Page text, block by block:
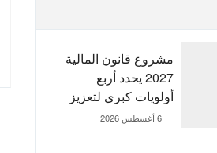
مشروع قانون المالية
2027 يحدد أربع
أولويات كبرى لتعزيز
التنمية وتوطيد الدولة
6 أغسطس 2026